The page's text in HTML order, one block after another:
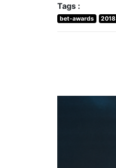
Tags :
bet-awards 2018